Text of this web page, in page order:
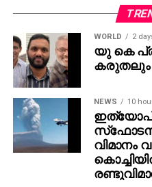
ആരംഭിക്കും.
അന്താരാഷ്ട്ര ക്രിക്കറ്റ്
മത്സരം.
WORLD 2
യു കെ
കരുതലും
NEWS 10
വിമാനം